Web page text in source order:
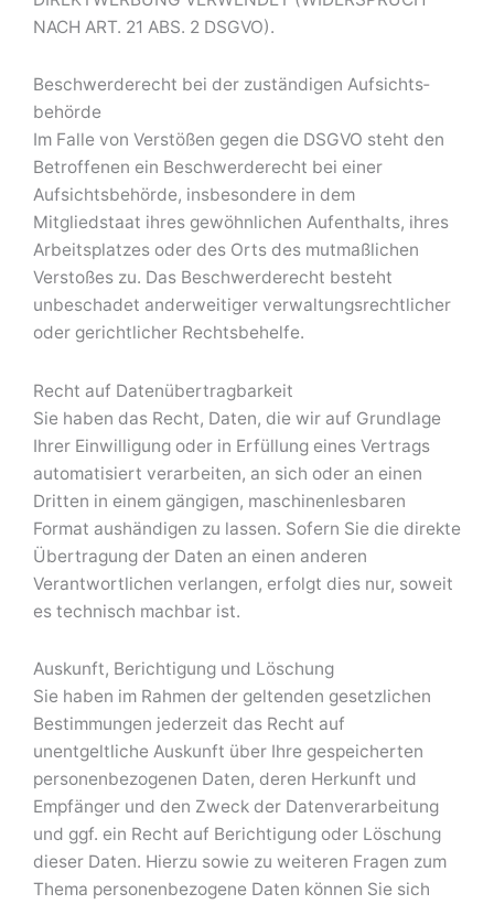
NACH ART. 21 ABS. 2 DSGVO).
Beschwerde­recht bei der zuständigen Aufsichts­
behörde
Im Falle von Verstößen gegen die DSGVO steht den
Betroffenen ein Beschwerderecht bei einer
Aufsichtsbehörde, insbesondere in dem
Mitgliedstaat ihres gewöhnlichen Aufenthalts, ihres
Arbeitsplatzes oder des Orts des mutmaßlichen
Verstoßes zu. Das Beschwerderecht besteht
unbeschadet anderweitiger verwaltungsrechtlicher
oder gerichtlicher Rechtsbehelfe.
Recht auf Daten­übertrag­barkeit
Sie haben das Recht, Daten, die wir auf Grundlage
Ihrer Einwilligung oder in Erfüllung eines Vertrags
automatisiert verarbeiten, an sich oder an einen
Dritten in einem gängigen, maschinenlesbaren
Format aushändigen zu lassen. Sofern Sie die direkte
Übertragung der Daten an einen anderen
Verantwortlichen verlangen, erfolgt dies nur, soweit
es technisch machbar ist.
Auskunft, Berichtigung und Löschung
Sie haben im Rahmen der geltenden gesetzlichen
Bestimmungen jederzeit das Recht auf
unentgeltliche Auskunft über Ihre gespeicherten
personenbezogenen Daten, deren Herkunft und
Empfänger und den Zweck der Datenverarbeitung
und ggf. ein Recht auf Berichtigung oder Löschung
dieser Daten. Hierzu sowie zu weiteren Fragen zum
Thema personenbezogene Daten können Sie sich